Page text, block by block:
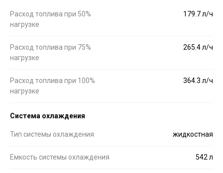
Расход топлива при 50%
нагрузке
179.7 л/ч
Расход топлива при 75%
нагрузке
265.4 л/ч
Расход топлива при 100%
нагрузке
364.3 л/ч
Система охлаждения
Тип системы охлаждения жидкостная
Емкость системы охлаждения 542 л